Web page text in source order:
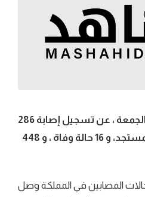
أعلنت وزارة الصحة، اليوم الجمعة ، عن تسجيل إصابة 286
جديدة بفيروس كورونا المستجد، و 16 حالة وفاة ، و 448
المصابين في المملكة وصل